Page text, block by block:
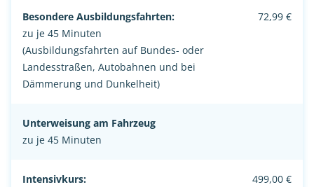
Besondere Ausbildungsfahrten:
zu je 45 Minuten
(Ausbildungsfahrten auf Bundes- oder
Landesstraßen, Autobahnen und bei
Dämmerung und Dunkelheit)
72,99 €
Unterweisung am Fahrzeug
zu je 45 Minuten
Intensivkurs: 499,00 €